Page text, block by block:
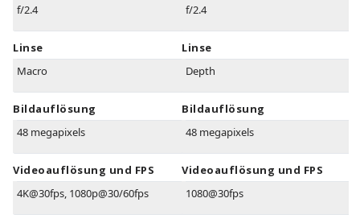
f/2.4
Linse
Macro
Bildauflösung
48 megapixels
Videoauflösung und FPS
4K@30fps, 1080p@30/60fps
f/2.4
Linse
Depth
Bildauflösung
48 megapixels
Videoauflösung und FPS
1080@30fps